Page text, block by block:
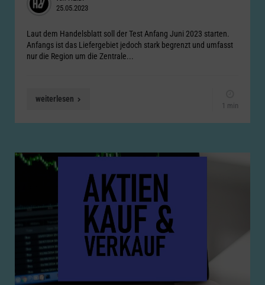
by
25.05.2023
Laut dem Handelsblatt soll der Test Anfang Juni 2023 starten.
Anfangs ist das Liefergebiet jedoch stark begrenzt und umfasst
nur die Region um die Zentrale...
weiterlesen
1 min